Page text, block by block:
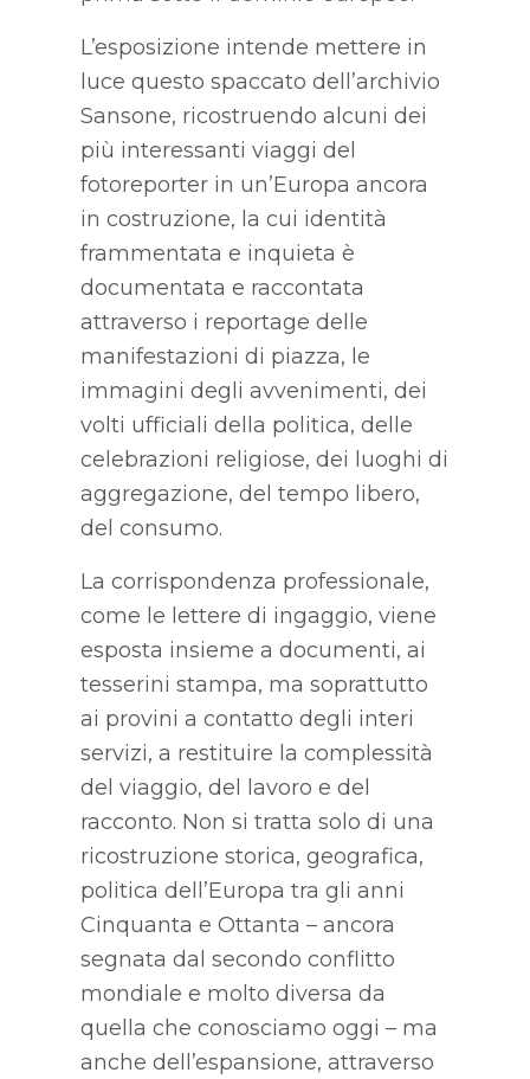
L’esposizione intende mettere in
luce questo spaccato dell’archivio
Sansone, ricostruendo alcuni dei
più interessanti viaggi del
fotoreporter in un’Europa ancora
in costruzione, la cui identità
frammentata e inquieta è
documentata e raccontata
attraverso i reportage delle
manifestazioni di piazza, le
immagini degli avvenimenti, dei
volti ufficiali della politica, delle
celebrazioni religiose, dei luoghi di
aggregazione, del tempo libero,
del consumo.
La corrispondenza professionale,
come le lettere di ingaggio, viene
esposta insieme a documenti, ai
tesserini stampa, ma soprattutto
ai provini a contatto degli interi
servizi, a restituire la complessità
del viaggio, del lavoro e del
racconto. Non si tratta solo di una
ricostruzione storica, geografica,
politica dell’Europa tra gli anni
Cinquanta e Ottanta – ancora
segnata dal secondo conflitto
mondiale e molto diversa da
quella che conosciamo oggi – ma
anche dell’espansione, attraverso